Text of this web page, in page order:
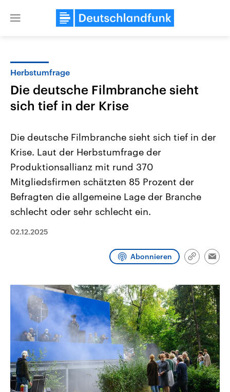
Close
USA
Aktuelle Beiträge, Analysen und
Hintergründe
Wirtschaftlich und militärisch
gehören die Vereinigten Staaten zu
mit großem Einfluss auf das
aktuelle Weltgeschehen.
Nahostkonflikt
Aktuelle Lage und
Der Überfall der
Terrororganisation Hamas
Oktober 2023 auf Israel
Programm Podcasts
Audio-Archiv
Herbstumfrage
Die deutsche Filmbranche sieht
sich tief in der Krise
Die deutsche Filmbranche sieht sich tief in der
Krise. Laut der Herbstumfrage der
Produktionsallianz mit rund 370
Mitgliedsfirmen schätzten 85 Prozent der
Befragten die allgemeine Lage der Branche
schlecht oder sehr schlecht ein.
02.12.2025
Abonnieren
Link